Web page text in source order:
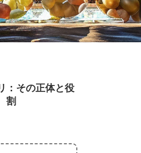
：その正体と役
割